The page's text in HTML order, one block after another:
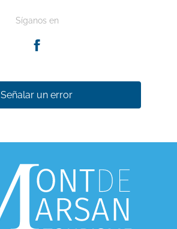
Síganos en
Señalar un error